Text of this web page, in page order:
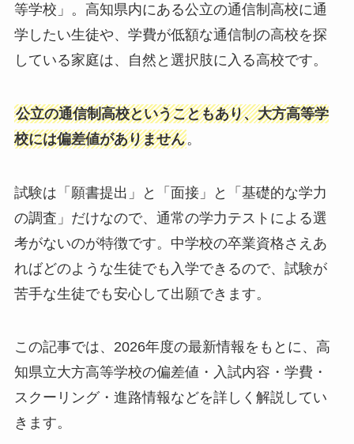
等学校」。高知県内にある公立の通信制高校に通
学したい生徒や、学費が低額な通信制の高校を探
している家庭は、自然と選択肢に入る高校です。
公立の通信制高校ということもあり、大方高等学
校には偏差値がありません。
試験は「願書提出」と「面接」と「基礎的な学力
の調査」だけなので、通常の学力テストによる選
考がないのが特徴です。中学校の卒業資格さえあ
ればどのような生徒でも入学できるので、試験が
苦手な生徒でも安心して出願できます。
この記事では、2026年度の最新情報をもとに、高
知県立大方高等学校の偏差値・入試内容・学費・
スクーリング・進路情報などを詳しく解説してい
きます。